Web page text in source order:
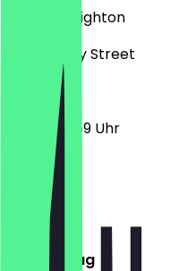
Brighton
8-9 Sydney Street
12:00 - 23:59 Uhr
Montag
Dienstag
Mittwoch
Donnerstag